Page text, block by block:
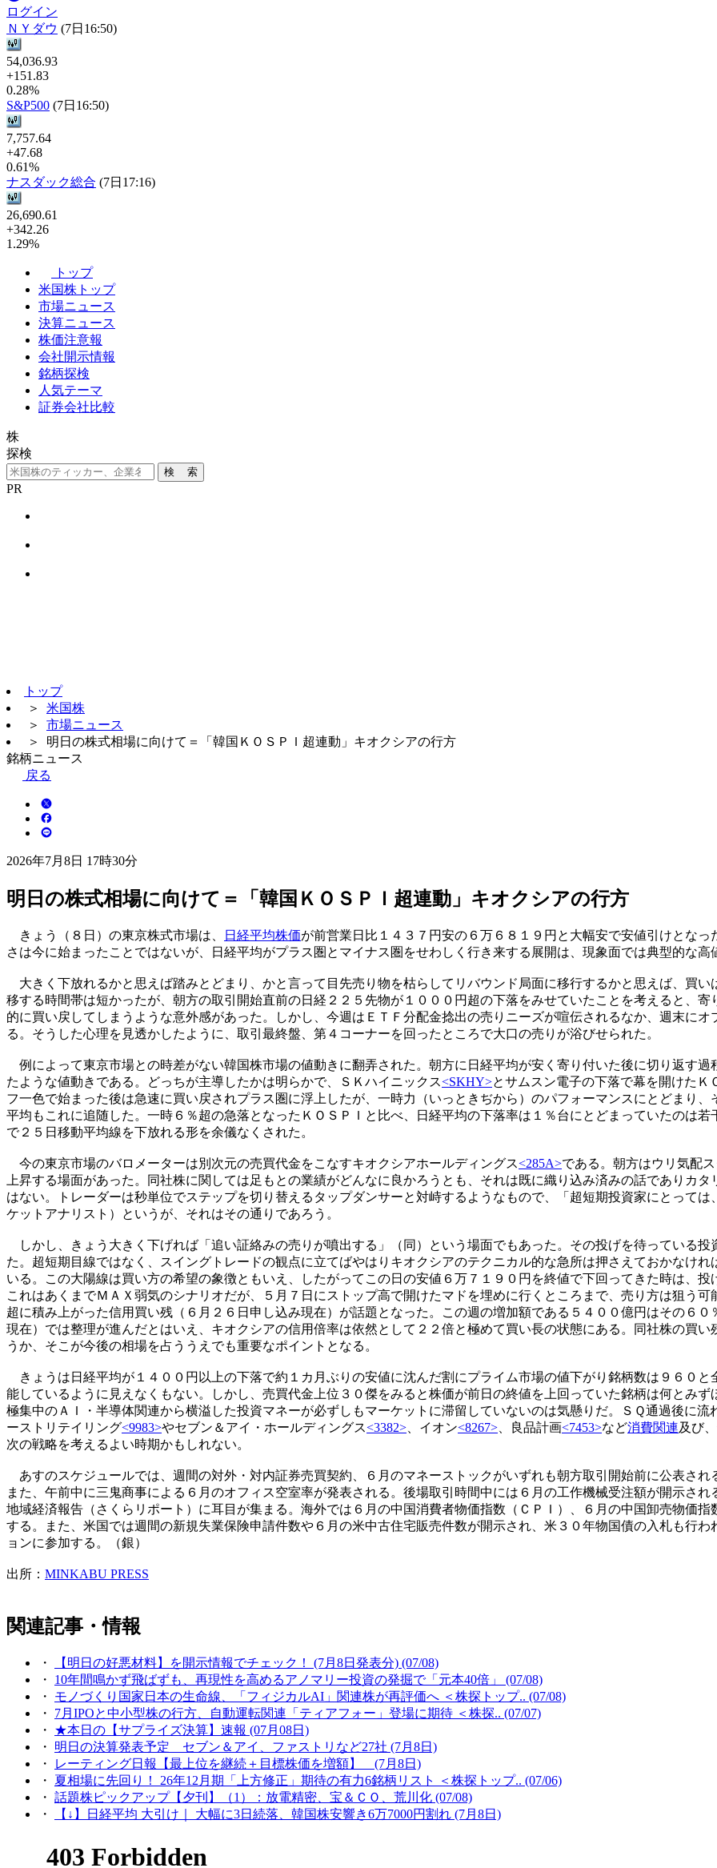
ログイン
ＮＹダウ (7日16:50)
54,036.93
+151.83
0.28%
S&P500 (7日16:50)
7,757.64
+47.68
0.61%
ナスダック総合 (7日17:16)
26,690.61
+342.26
1.29%
トップ
米国株トップ
市場ニュース
決算ニュース
株価注意報
会社開示情報
銘柄探検
人気テーマ
証券会社比較
株
探検
検 索
PR
トップ
＞ 米国株
＞ 市場ニュース
＞ 明日の株式相場に向けて＝「韓国ＫＯＳＰＩ超連動」キオクシアの行方
銘柄ニュース
戻る
2026年7月8日 17時30分
明日の株式相場に向けて＝「韓国ＫＯＳＰＩ超連動」キオクシアの行方
きょう（８日）の東京株式市場は、 日経平均株価が前営業日比１４３７円安の６万６８１９円と大幅安で安値引けとな
さは今に始まったことではないが、日経平均がプラス圏とマイナス圏をせわしく行き来する展開は、現象面では典型的な高
大きく下放れるかと思えば踏みとどまり、かと言って目先売り物を枯らしてリバウンド局面に移行するかと思えば、買
移する時間帯は短かったが、朝方の取引開始直前の日経２２５先物が１０００円超の下落をみせていたことを考えると、
的に買い戻してしまうような意外感があった。しかし、今週はＥＴＦ分配金捻出の売りニーズが喧伝されるなか、週末に
る。そうした心理を見透かしたように、取引最終盤、第４コーナーを回ったところで大口の売りが浴びせられた。
例によって東京市場との時差がない韓国株市場の値動きに翻弄された。朝方に日経平均が安く寄り付いた後に切り返す
たような値動きである。どっちが主導したかは明らかで、ＳＫハイニックス<SKHY>とサムスン電子の下落で幕を開けた
フ一色で始まった後は急速に買い戻されプラス圏に浮上したが、一時力（いっときぢから）のパフォーマンスにとどまり
平均もこれに追随した。一時６％超の急落となったＫＯＳＰＩと比べ、日経平均の下落率は１％台にとどまっていたのは
で２５日移動平均線を下放れる形を余儀なくされた。
今の東京市場のバロメーターは別次元の売買代金をこなすキオクシアホールディングス<285A>である。朝方はウリ気配
上昇する場面があった。同社株に関しては足もとの業績がどんなに良かろうとも、それは既に織り込み済みの話でありカ
はない。トレーダーは秒単位でステップを切り替えるタップダンサーと対峙するようなもので、「超短期投資家にとって
ケットアナリスト）というが、それはその通りであろう。
しかし、きょう大きく下げれば「追い証絡みの売りが噴出する」（同）という場面でもあった。その投げを待っている
た。超短期目線ではなく、スイングトレードの観点に立てばやはりキオクシアのテクニカル的な急所は押さえておかなけ
いる。この大陽線は買い方の希望の象徴ともいえ、したがってこの日の安値６万７１９０円を終値で下回ってきた時は、
これはあくまでＭＡＸ弱気のシナリオだが、５月７日にストップ高で開けたマドを埋めに行くところまで、売り方は狙う
超に積み上がった信用買い残（６月２６日申し込み現在）が話題となった。この週の増加額である５４００億円はその６
現在）では整理が進んだとはいえ、キオクシアの信用倍率は依然として２２倍と極めて買い長の状態にある。同社株の買
うか、そこが今後の相場を占ううえでも重要なポイントとなる。
きょうは日経平均が１４００円以上の下落で約１カ月ぶりの安値に沈んだ割にプライム市場の値下がり銘柄数は９６０
能しているように見えなくもない。しかし、売買代金上位３０傑をみると株価が前日の終値を上回っていた銘柄は何とみず
極集中のＡＩ・半導体関連から横溢した投資マネーが必ずしもマーケットに滞留していないのは気懸りだ。ＳＱ通過後に
ーストリテイリング<9983>やセブン＆アイ・ホールディングス<3382> 、イオン<8267> 、良品計画<7453>など消費関連及び
次の戦略を考えるよい時期かもしれない。
あすのスケジュールでは、週間の対外・対内証券売買契約、６月のマネーストックがいずれも朝方取引開始前に公表され
また、午前中に三鬼商事による６月のオフィス空室率が発表される。後場取引時間中には６月の工作機械受注額が開示さ
地域経済報告（さくらリポート）に耳目が集まる。海外では６月の中国消費者物価指数（ＣＰＩ）、６月の中国卸売物価
する。また、米国では週間の新規失業保険申請件数や６月の米中古住宅販売件数が開示され、米３０年物国債の入札も行
ョンに参加する。（銀）
出所： MINKABU PRESS
関連記事・情報
・
【明日の好悪材料】を開示情報でチェック！ (7月8日発表分) (07/08)
・ 10年間鳴かず飛ばずも、再現性を高めるアノマリー投資の発掘で「元本40倍」 (07/08)
・ モノづくり国家日本の生命線、「フィジカルAI」関連株が再評価へ ＜株探トップ.. (07/08)
・ 7月IPOと中小型株の行方、自動運転関連「ティアフォー」登場に期待 ＜株探.. (07/07)
・ ★本日の【サプライズ決算】速報 (07月08日)
・ 明日の決算発表予定 セブン＆アイ、ファストリなど27社 (7月8日)
・
レーティング日報【最上位を継続＋目標株価を増額】 (7月8日)
・ 夏相場に先回り！ 26年12月期「上方修正」期待の有力6銘柄リスト ＜株探トップ.. (07/06)
・ 話題株ピックアップ【夕刊】（1）：放電精密、宝＆ＣＯ、荒川化 (07/08)
・
【↓】日経平均 大引け｜ 大幅に3日続落、韓国株安響き6万7000円割れ (7月8日)